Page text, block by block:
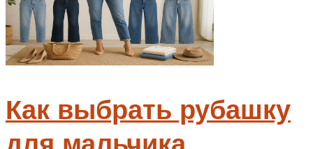
Как выбрать рубашку